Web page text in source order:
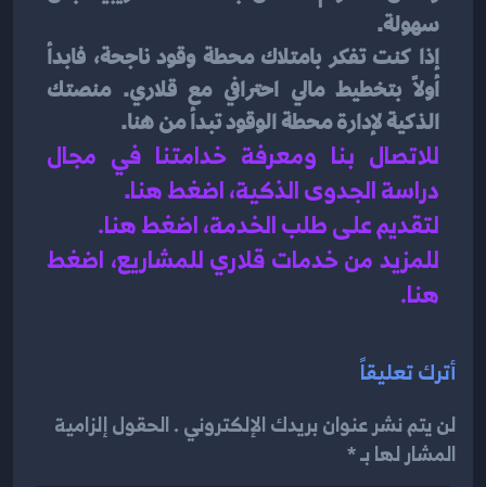
سهولة.
الذكية لإدارة محطة الوقود تبدأ من هنا.
دراسة الجدوى الذكية، اضغط هنا.
لتقديم على طلب الخدمة، اضغط هنا.
هنا.
أترك تعليقاً
لن يتم نشر عنوان بريدك الإلكتروني . الحقول إلزامية
المشار لها بـ *